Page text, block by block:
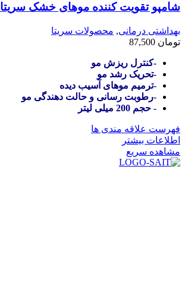
شامپو تقویت کننده موهای خشک سریتا
بهداشتی درمانی, محصولات سریتا
تومان
-کنترل ریزش مو
-تحریک رشد مو
-ترمیم موهای آسیب دیده
-رطوبت رسانی و حالت دهندگی مو
- حجم 200 میلی لیتر
فهرست علاقه مندی ها
اطلاعات بیشتر
مشاهده سریع